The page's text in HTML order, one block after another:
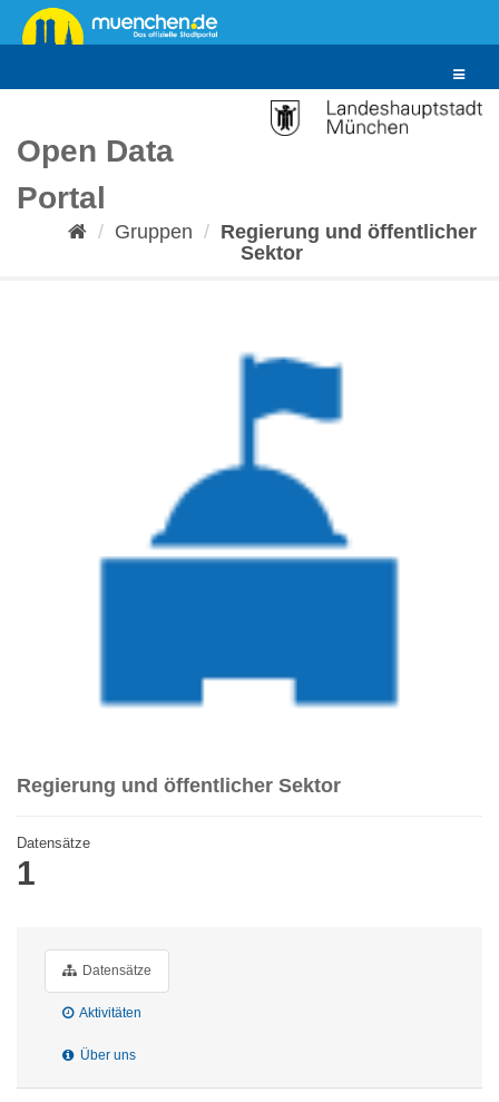
Überspringen
zum
Toggle
Open Data
Portal
Gruppen
Regierung und öffentlicher
Sektor
Regierung und öffentlicher Sektor
Datensätze
1
Datensätze
Aktivitäten
Über uns